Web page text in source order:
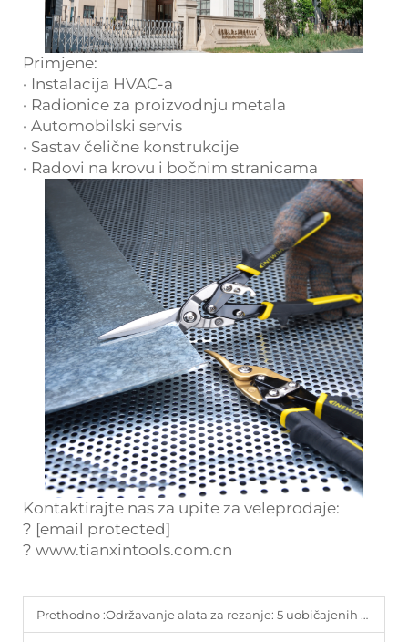
Primjene:
• Instalacija HVAC-a
• Radionice za proizvodnju metala
• Automobilski servis
• Sastav čelične konstrukcije
• Radovi na krovu i bočnim stranicama
Kontaktirajte nas za upite za veleprodaje:
? [email protected]
? www.tianxintools.com.cn
Prethodno :Održavanje alata za rezanje: 5 uobičajenih grešaka koje smanjuju životni vijek alata (i kako ih popraviti)